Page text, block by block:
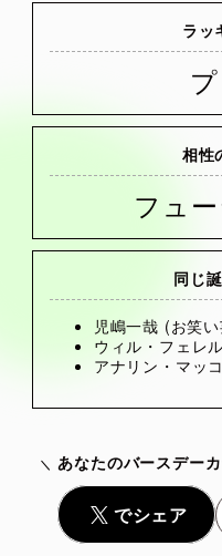
ラッ
相性
フュ
同じ
児嶋一哉 (お笑
ウィル・フェレ
アナリン・マッ
あなたのバースデー